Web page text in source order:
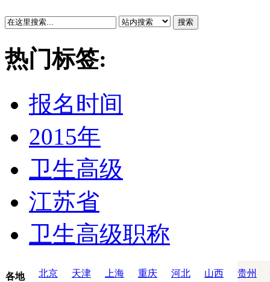
搜索
热门标签:
报名时间
2015年
卫生高级
江苏省
卫生高级职称
各地 北京 天津 上海 重庆 河北 山西 贵州